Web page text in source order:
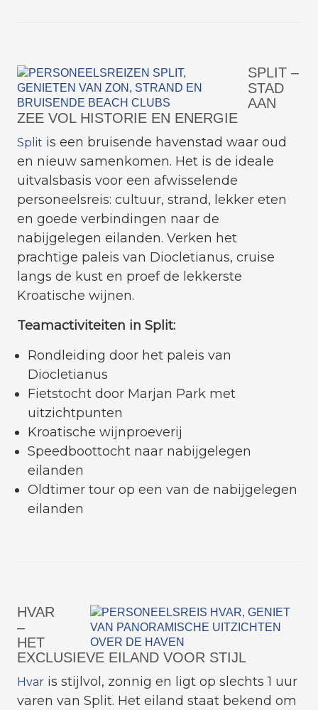
SPLIT –
STAD
AAN
ZEE VOL HISTORIE EN ENERGIE
Split is een bruisende havenstad waar oud
en nieuw samenkomen. Het is de ideale
uitvalsbasis voor een afwisselende
personeelsreis: cultuur, strand, lekker eten
en goede verbindingen naar de
nabijgelegen eilanden. Verken het
prachtige paleis van Diocletianus, cruise
langs de kust en proef de lekkerste
Kroatische wijnen.
Teamactiviteiten in Split:
Rondleiding door het paleis van
Diocletianus
Fietstocht door Marjan Park met
uitzichtpunten
Kroatische wijnproeverij
Speedboottocht naar nabijgelegen
eilanden
Oldtimer tour op een van de nabijgelegen
eilanden
HVAR
–
HET
EXCLUSIEVE EILAND VOOR STIJL
Hvaris stijlvol, zonnig en ligt op slechts 1 uur
varen van Split. Het eiland staat bekend om